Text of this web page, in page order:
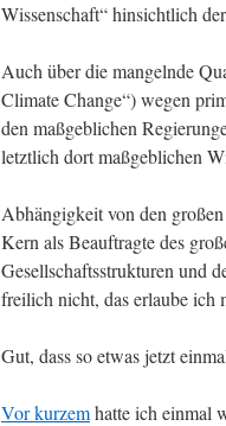
Wissenschaft“ hinsichtlich
Auch über die mangelnde
Climate Change“) wegen
den maßgeblichen
letztlich dort maßgeblichen
Abhängigkeit von den
Kern als Beauftragte des
Gesellschaftsstrukturen und
freilich nicht, das erlaube ich
Gut, dass so etwas jetzt
Vor kurzemhatte ich einmal